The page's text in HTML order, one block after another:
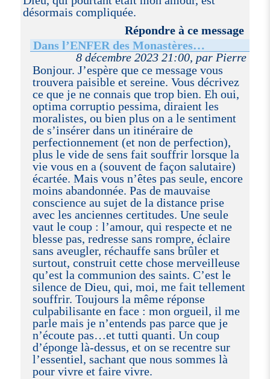
désormais compliquée.
Répondre à ce message
Dans l’ENFER des Monastères…
8 décembre 2023 21:00, par Pierre
Bonjour. J’espère que ce message vous
trouvera paisible et sereine. Vous décrivez
ce que je ne connais que trop bien. Eh oui,
optima corruptio pessima, diraient les
moralistes, ou bien plus on a le sentiment
de s’insérer dans un itinéraire de
perfectionnement (et non de perfection),
plus le vide de sens fait souffrir lorsque la
vie vous en a (souvent de façon salutaire)
écartée. Mais vous n’êtes pas seule, encore
moins abandonnée. Pas de mauvaise
conscience au sujet de la distance prise
avec les anciennes certitudes. Une seule
vaut le coup : l’amour, qui respecte et ne
blesse pas, redresse sans rompre, éclaire
sans aveugler, réchauffe sans brûler et
surtout, construit cette chose merveilleuse
qu’est la communion des saints. C’est le
silence de Dieu, qui, moi, me fait tellement
souffrir. Toujours la même réponse
culpabilisante en face : mon orgueil, il me
parle mais je n’entends pas parce que je
n’écoute pas…et tutti quanti. Un coup
d’éponge là-dessus, et on se recentre sur
l’essentiel, sachant que nous sommes là
pour vivre et faire vivre.